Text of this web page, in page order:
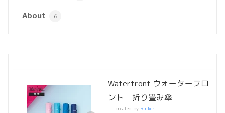
About 6
Waterfront ウォーターフロ
ント 折り畳み傘
created by Rinker